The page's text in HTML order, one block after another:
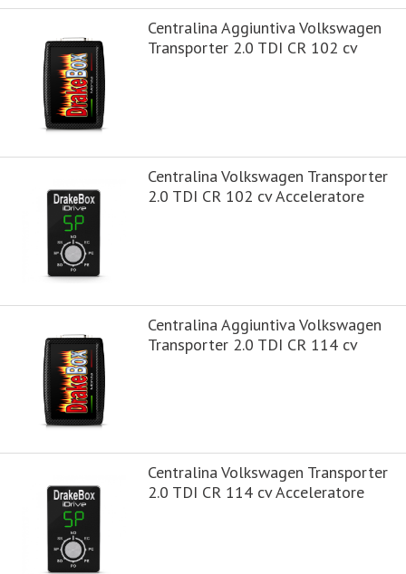
Centralina Aggiuntiva Volkswagen
Transporter 2.0 TDI CR 102 cv
Centralina Volkswagen Transporter
2.0 TDI CR 102 cv Acceleratore
Centralina Aggiuntiva Volkswagen
Transporter 2.0 TDI CR 114 cv
Centralina Volkswagen Transporter
2.0 TDI CR 114 cv Acceleratore